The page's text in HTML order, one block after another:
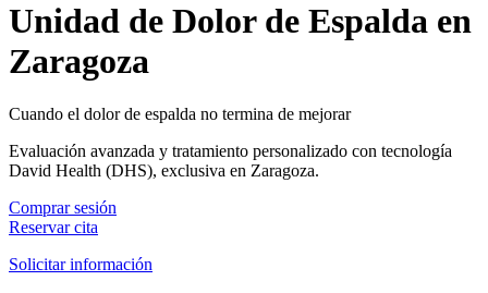
Unidad de Dolor de Espalda en
Zaragoza
Cuando el dolor de espalda no termina de mejorar
Evaluación avanzada y tratamiento personalizado con tecnología
David Health (DHS), exclusiva en Zaragoza.
Comprar sesión
Reservar cita
Solicitar información